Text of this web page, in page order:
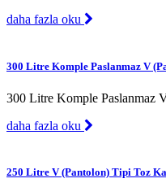
daha fazla oku
300 Litre Komple Paslanmaz V
300 Litre Komple Paslanmaz
daha fazla oku
250 Litre V (Pantolon) Tipi Toz